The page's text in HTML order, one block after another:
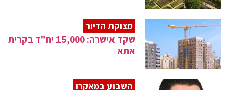
מצוקת הדיור
שקד אישרה: 15,000 יח"ד בקרית
אתא
השבוע במאקרו